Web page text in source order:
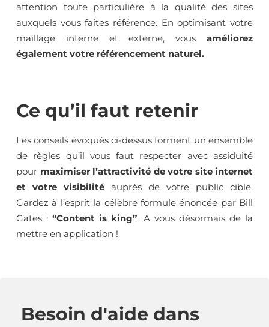
attention toute particulière à la qualité des sites
auxquels vous faites référence. En optimisant votre
maillage interne et externe, vous améliorez
également votre référencement naturel.
Ce qu’il faut retenir
Les conseils évoqués ci-dessus forment un ensemble
de règles qu’il vous faut respecter avec assiduité
pour maximiser l’attractivité de votre site internet
et votre visibilité auprès de votre public cible.
Gardez à l’esprit la célèbre formule énoncée par Bill
Gates :“Content is king”. A vous désormais de la
mettre en application !
Besoin d'aide dans